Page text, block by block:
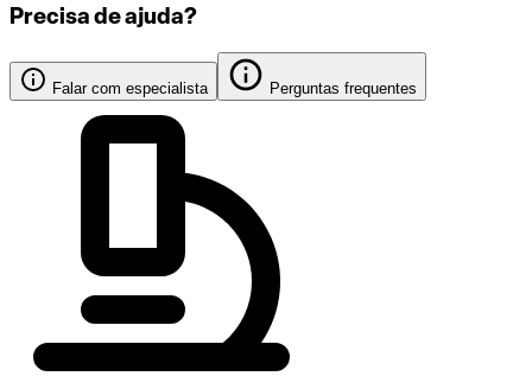
Precisa de ajuda?
Falar com especialista Perguntas frequentes